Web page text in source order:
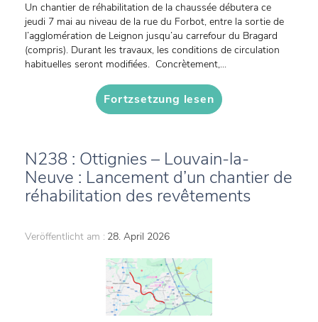
Un chantier de réhabilitation de la chaussée débutera ce
jeudi 7 mai au niveau de la rue du Forbot, entre la sortie de
l’agglomération de Leignon jusqu’au carrefour du Bragard
(compris). Durant les travaux, les conditions de circulation
habituelles seront modifiées. Concrètement,...
Fortzsetzung lesen
N238 : Ottignies – Louvain-la-
Neuve : Lancement d’un chantier de
réhabilitation des revêtements
Veröffentlicht am : 28. April 2026